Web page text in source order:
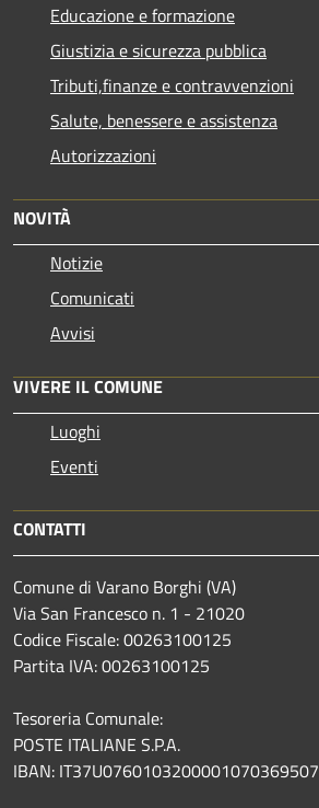
Educazione e formazione
Giustizia e sicurezza pubblica
Tributi,finanze e contravvenzioni
Salute, benessere e assistenza
Autorizzazioni
NOVITÀ
Notizie
Comunicati
Avvisi
VIVERE IL COMUNE
Luoghi
Eventi
CONTATTI
Comune di Varano Borghi (VA)
Via San Francesco n. 1 - 21020
Codice Fiscale: 00263100125
Partita IVA: 00263100125
Tesoreria Comunale:
POSTE ITALIANE S.P.A.
IBAN: IT37U0760103200001070369507